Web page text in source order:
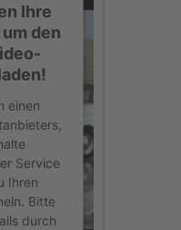
Ihre
den
einen
Service
Ihren
Bitte
durch